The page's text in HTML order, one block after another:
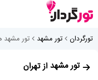
تورگردان تور مشهد تور مشهد
تور مشهد از تهران